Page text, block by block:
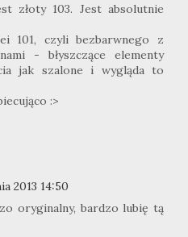
złoty 103. Jest absolutnie
101, czyli bezbarwnego z
- błyszczące elementy
jak szalone i wygląda to
:>
2013 14:50
oryginalny, bardzo lubię tą